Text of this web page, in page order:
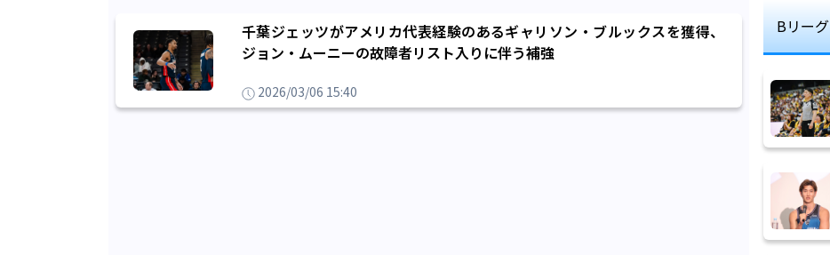
千葉ジェッツがアメリカ代表経験のあるギャリソン・ブルックスを獲得、
ジョン・ムーニーの故障者リスト入りに伴う補強
2026/03/06 15:40
Bリーグ